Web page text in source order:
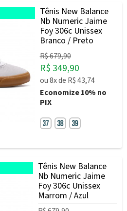
Tênis New Balance
Nb Numeric Jaime
Foy 306c Unissex
Branco / Preto
R$ 679,90
R$ 349,90
ou8xde R$ 43,74
Economize10% no
PIX
Tênis New Balance
Nb Numeric Jaime
Foy 306c Unissex
Marrom / Azul